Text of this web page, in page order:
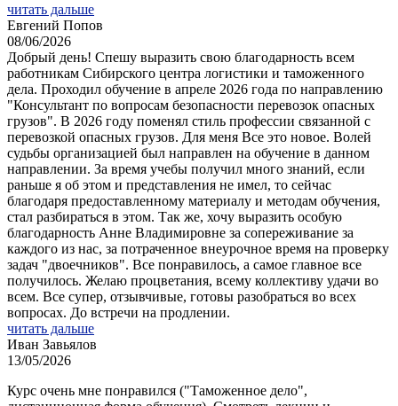
читать дальше
Евгений Попов
08/06/2026
Добрый день! Спешу выразить свою благодарность всем
работникам Сибирского центра логистики и таможенного
дела. Проходил обучение в апреле 2026 года по направлению
"Консультант по вопросам безопасности перевозок опасных
грузов". В 2026 году поменял стиль профессии связанной с
перевозкой опасных грузов. Для меня Все это новое. Волей
судьбы организацией был направлен на обучение в данном
направлении. За время учебы получил много знаний, если
раньше я об этом и представления не имел, то сейчас
благодаря предоставленному материалу и методам обучения,
стал разбираться в этом. Так же, хочу выразить особую
благодарность Анне Владимировне за сопереживание за
каждого из нас, за потраченное внеурочное время на проверку
задач "двоечников". Все понравилось, а самое главное все
получилось. Желаю процветания, всему коллективу удачи во
всем. Все супер, отзывчивые, готовы разобраться во всех
вопросах. До встречи на продлении.
читать дальше
Иван Завьялов
13/05/2026
Курс очень мне понравился ("Таможенное дело",